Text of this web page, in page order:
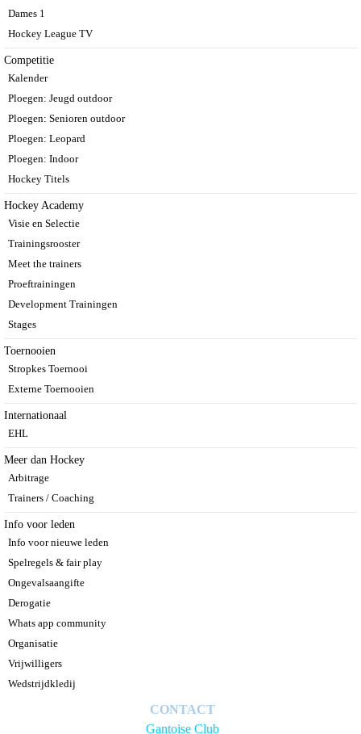
Dames 1
Hockey League TV
Competitie
Kalender
Ploegen: Jeugd outdoor
Ploegen: Senioren outdoor
Ploegen: Leopard
Ploegen: Indoor
Hockey Titels
Hockey Academy
Visie en Selectie
Trainingsrooster
Meet the trainers
Proeftrainingen
Development Trainingen
Stages
Toernooien
Stropkes Toernooi
Externe Toernooien
Internationaal
EHL
Meer dan Hockey
Arbitrage
Trainers / Coaching
Info voor leden
Info voor nieuwe leden
Spelregels & fair play
Ongevalsaangifte
Derogatie
Whats app community
Organisatie
Vrijwilligers
Wedstrijdkledij
CONTACT
Gantoise Club